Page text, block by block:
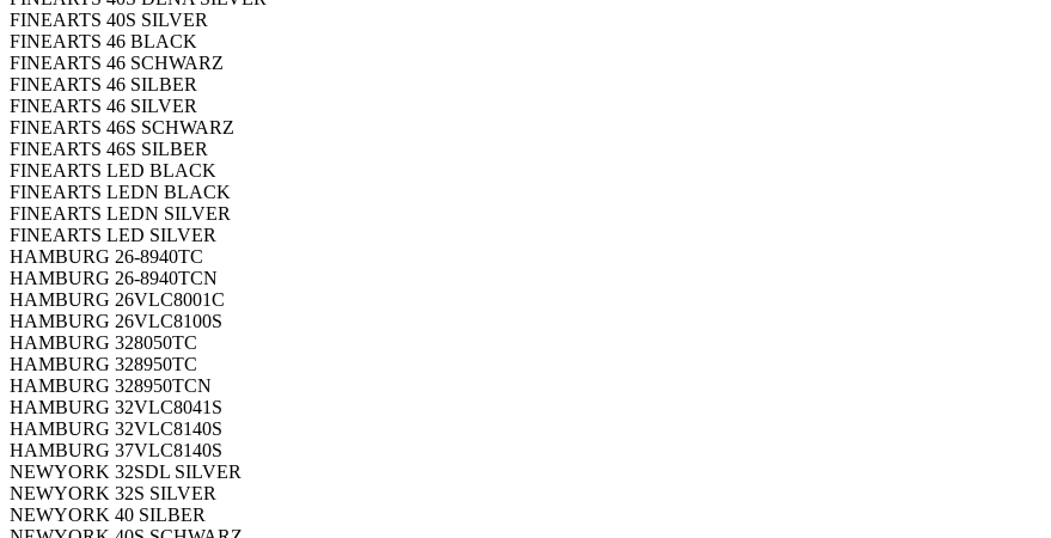
FINEARTS 40S SILVER
FINEARTS 46 BLACK
FINEARTS 46 SCHWARZ
FINEARTS 46 SILBER
FINEARTS 46 SILVER
FINEARTS 46S SCHWARZ
FINEARTS 46S SILBER
FINEARTS LED BLACK
FINEARTS LEDN BLACK
FINEARTS LEDN SILVER
FINEARTS LED SILVER
HAMBURG 26-8940TC
HAMBURG 26-8940TCN
HAMBURG 26VLC8001C
HAMBURG 26VLC8100S
HAMBURG 328050TC
HAMBURG 328950TC
HAMBURG 328950TCN
HAMBURG 32VLC8041S
HAMBURG 32VLC8140S
HAMBURG 37VLC8140S
NEWYORK 32SDL SILVER
NEWYORK 32S SILVER
NEWYORK 40 SILBER